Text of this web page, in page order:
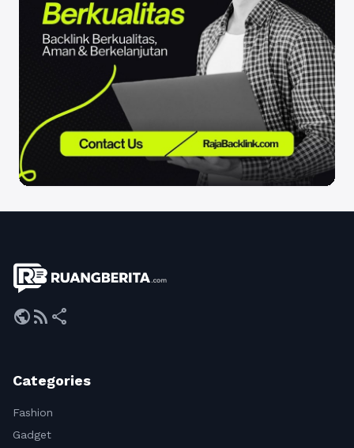
publicrss_feed share
Categories
Fashion
Gadget